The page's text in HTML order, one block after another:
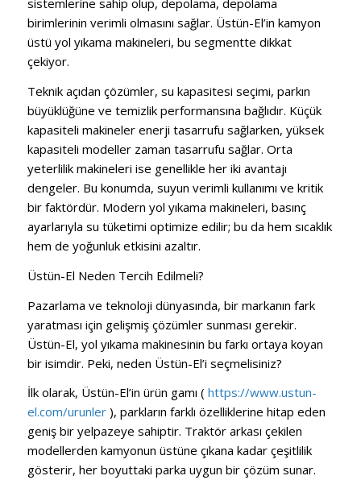
sistemlerine sahip olup, depolama, depolama
birimlerinin verimli olmasını sağlar. Üstün-El’in kamyon
üstü yol yıkama makineleri, bu segmentte dikkat
çekiyor.
Teknik açıdan çözümler, su kapasitesi seçimi, parkın
büyüklüğüne ve temizlik performansına bağlıdır. Küçük
kapasiteli makineler enerji tasarrufu sağlarken, yüksek
kapasiteli modeller zaman tasarrufu sağlar. Orta
yeterlilik makineleri ise genellikle her iki avantajı
dengeler. Bu konumda, suyun verimli kullanımı ve kritik
bir faktördür. Modern yol yıkama makineleri, basınç
ayarlarıyla su tüketimi optimize edilir; bu da hem sıcaklık
hem de yoğunluk etkisini azaltır.
Üstün-El Neden Tercih Edilmeli?
Pazarlama ve teknoloji dünyasında, bir markanın fark
yaratması için gelişmiş çözümler sunması gerekir.
Üstün-El, yol yıkama makinesinin bu farkı ortaya koyan
bir isimdir. Peki, neden Üstün-El’i seçmelisiniz?
İlk olarak, Üstün-El’in ürün gamı ​​( https://www.ustun-
el.com/urunler), parkların farklı özelliklerine hitap eden
geniş bir yelpazeye sahiptir. Traktör arkası çekilen
modellerden kamyonun üstüne çıkana kadar çeşitlilik
gösterir, her boyuttaki parka uygun bir çözüm sunar.